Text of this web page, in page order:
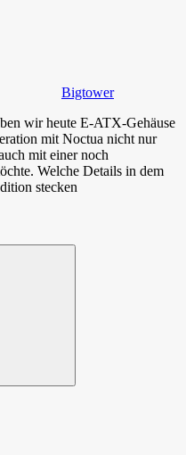
Bigtower
wir heute E-ATX-Gehäuse
mit Noctua nicht nur
mit einer noch
Welche Details in dem
stecken